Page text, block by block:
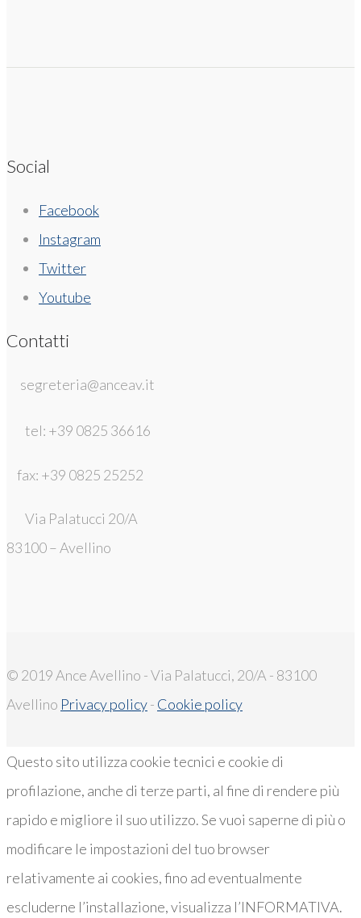
Social
Facebook
Instagram
Twitter
Youtube
Contatti
segreteria@anceav.it
tel: +39 0825 36616
fax: +39 0825 25252
Via Palatucci 20/A
83100 – Avellino
© 2019 Ance Avellino - Via Palatucci, 20/A - 83100
Avellino Privacy policy- Cookie policy
Questo sito utilizza cookie tecnici e cookie di
profilazione, anche di terze parti, al fine di rendere più
rapido e migliore il suo utilizzo. Se vuoi saperne di più o
modificare le impostazioni del tuo browser
relativamente ai cookies, fino ad eventualmente
escluderne l’installazione, visualizza l’INFORMATIVA.